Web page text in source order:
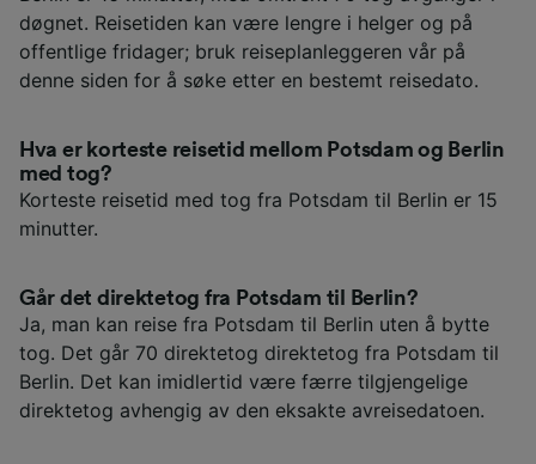
døgnet. Reisetiden kan være lengre i helger og på
offentlige fridager; bruk reiseplanleggeren vår på
denne siden for å søke etter en bestemt reisedato.
Hva er korteste reisetid mellom Potsdam og Berlin
med tog?
Korteste reisetid med tog fra Potsdam til Berlin er 15
minutter.
Går det direktetog fra Potsdam til Berlin?
Ja, man kan reise fra Potsdam til Berlin uten å bytte
tog. Det går 70 direktetog direktetog fra Potsdam til
Berlin. Det kan imidlertid være færre tilgjengelige
direktetog avhengig av den eksakte avreisedatoen.